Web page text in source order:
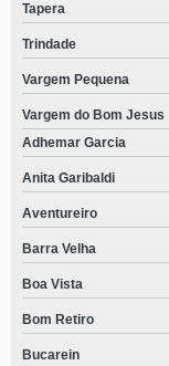
Tapera
Trindade
Vargem Pequena
Vargem do Bom Jesus
Adhemar Garcia
Anita Garibaldi
Aventureiro
Barra Velha
Boa Vista
Bom Retiro
Bucarein